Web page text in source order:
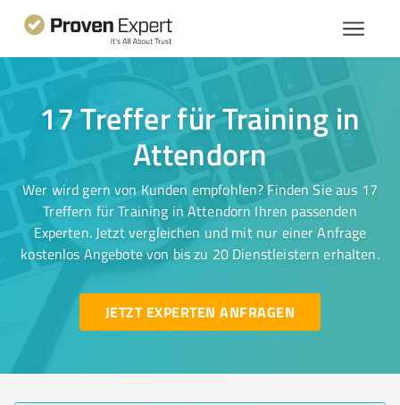
17 Treffer für Training in
Attendorn
Wer wird gern von Kunden empfohlen? Finden Sie aus 17
Treffern für Training in Attendorn Ihren passenden
Experten. Jetzt vergleichen und mit nur einer Anfrage
kostenlos Angebote von bis zu 20 Dienstleistern erhalten.
JETZT EXPERTEN ANFRAGEN